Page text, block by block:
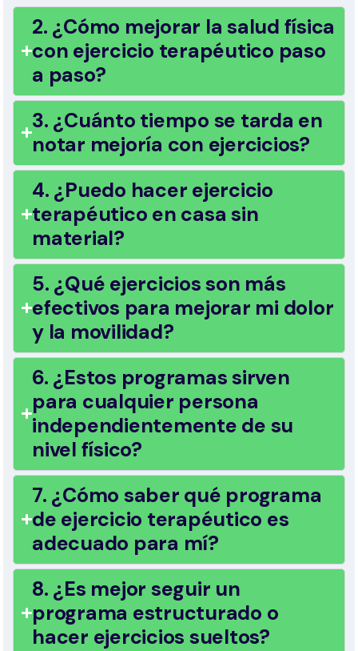
2. ¿Cómo mejorar la salud física
con ejercicio terapéutico paso
a paso?
3. ¿Cuánto tiempo se tarda en
notar mejoría con ejercicios?
4. ¿Puedo hacer ejercicio
terapéutico en casa sin
material?
5. ¿Qué ejercicios son más
efectivos para mejorar mi dolor
y la movilidad?
6. ¿Estos programas sirven
para cualquier persona
independientemente de su
nivel físico?
7. ¿Cómo saber qué programa
de ejercicio terapéutico es
adecuado para mí?
8. ¿Es mejor seguir un
programa estructurado o
hacer ejercicios sueltos?